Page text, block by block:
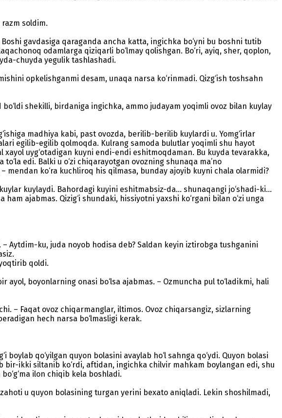
soldim.
gavdasiga qaraganda ancha katta, ingichka bo‘yni bu boshni tutib
odamlarga qiziqarli bo‘lmay qolishgan. Bo‘ri, ayiq, sher, qoplon,
chuyda yegulik tashlashadi.
opkelishganmi desam, unaqa narsa ko‘rinmadi. Qizg‘ish toshsahn
shekilli, birdaniga ingichka, ammo judayam yoqimli ovoz bilan kuylay
madhiya kabi, past ovozda, berilib-berilib kuylardi u. Yomg‘irlar
egilib-egilib qolmoqda. Kulrang samoda bulutlar yoqimli shu hayot
xayol uyg‘otadigan kuyni endi-endi eshitmoqdaman. Bu kuyda tevarakka,
edi. Balki u o‘zi chiqarayotgan ovozning shunaqa ma’no
mendan ko‘ra kuchliroq his qilmasa, bunday ajoyib kuyni chala olarmidi?
kuylaydi. Bahordagi kuyini eshitmabsiz-da... shunaqangi jo‘shadi-ki...
ajabmas. Qizig‘i shundaki, hissiyotni yaxshi ko‘rgani bilan o‘zi unga
Aytdim-ku, juda noyob hodisa deb? Saldan keyin iztirobga tushganini
qoldi.
boyonlarning onasi bo‘lsa ajabmas. – Ozmuncha pul to‘ladikmi, hali
– Faqat ovoz chiqarmanglar, iltimos. Ovoz chiqarsangiz, sizlarning
hech narsa bo‘lmasligi kerak.
qo‘yilgan quyon bolasini avaylab ho‘l sahnga qo‘ydi. Quyon bolasi
bir-ikki siltanib ko‘rdi, aftidan, ingichka chilvir mahkam boylangan edi, shu
ilon chiqib kela boshladi.
u quyon bolasining turgan yerini bexato aniqladi. Lekin shoshilmadi,